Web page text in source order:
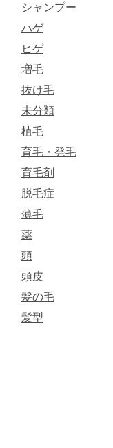
シャンプー
ハゲ
ヒゲ
増毛
抜け毛
未分類
植毛
育毛・発毛
育毛剤
脱毛症
薄毛
薬
頭
頭皮
髪の毛
髪型